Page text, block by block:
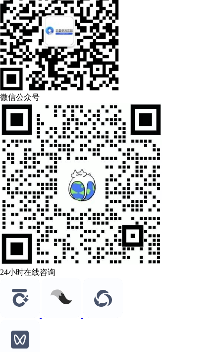
微信公众号
24小时在线咨询